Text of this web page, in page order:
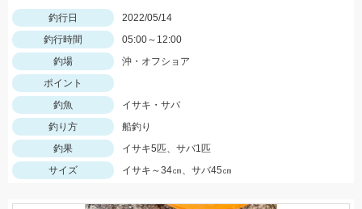
釣行日
2022/05/14
釣行時間
05:00～12:00
釣場
沖・オフショア
ポイント
釣魚
イサキ・サバ
釣り方
船釣り
釣果
イサキ5匹、サバ1匹
サイズ
イサキ～34㎝、サバ45㎝